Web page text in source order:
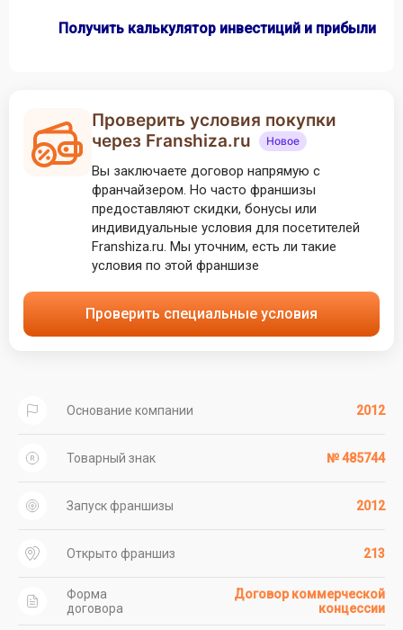
Получить калькулятор инвестиций и прибыли
Проверить условия покупки
через Franshiza.ru
Новое
Вы заключаете договор напрямую с
франчайзером. Но часто франшизы
предоставляют скидки, бонусы или
индивидуальные условия для посетителей
Franshiza.ru. Мы уточним, есть ли такие
условия по этой франшизе
Проверить специальные условия
Основание компании 2012
Товарный знак № 485744
Запуск франшизы 2012
Открыто франшиз 213
Форма
договора
Договор коммерческой
концессии